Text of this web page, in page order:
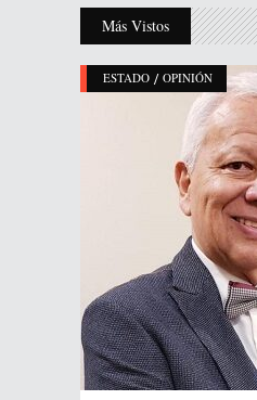
Más Vistos
ESTADO / OPINIÓN